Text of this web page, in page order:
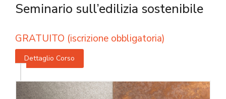
Seminario sull’edilizia sostenibile
GRATUITO (iscrizione obbligatoria)
Dettaglio Corso